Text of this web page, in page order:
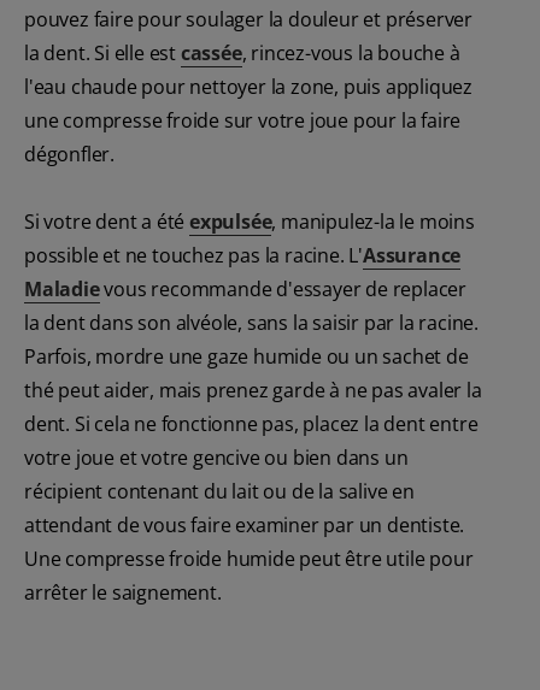
pouvez faire pour soulager la douleur et préserver
la dent. Si elle estcassée, rincez-vous la bouche à
l'eau chaude pour nettoyer la zone, puis appliquez
une compresse froide sur votre joue pour la faire
dégonfler.
Si votre dent a été expulsée, manipulez-la le moins
possible et ne touchez pas la racine. L'Assurance
Maladievous recommande d'essayer de replacer
la dent dans son alvéole, sans la saisir par la racine.
Parfois, mordre une gaze humide ou un sachet de
thé peut aider, mais prenez garde à ne pas avaler la
dent. Si cela ne fonctionne pas, placez la dent entre
votre joue et votre gencive ou bien dans un
récipient contenant du lait ou de la salive en
attendant de vous faire examiner par un dentiste.
Une compresse froide humide peut être utile pour
arrêter le saignement.